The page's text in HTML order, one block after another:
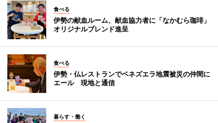
食べる
伊勢の献血ルーム、献血協力者に「なかむら珈琲」
オリジナルブレンド進呈
食べる
伊勢・仏レストランでベネズエラ地震被災の仲間に
エール 現地と通信
暮らす・働く